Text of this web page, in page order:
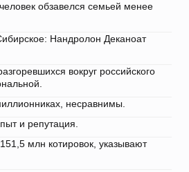
обзавелся семьей менее
Нандролон Деканоат
вокруг российского
несравнимы.
и репутация.
млн котировок, указывают